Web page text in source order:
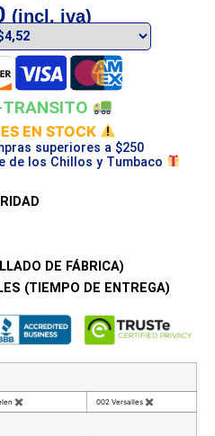
(incl. iva)
EN STOCK
superiores a $250
de los Chillos y Tumbaco
DE FÁBRICA)
(TIEMPO DE ENTREGA)
✖ 002 Versalles ✖